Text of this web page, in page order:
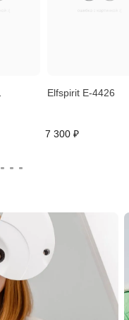
Elfspirit E-4426
7 300 ₽